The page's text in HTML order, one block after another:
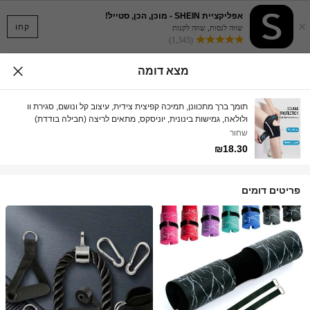
קחו ×
אפליקציית SHEIN - מוכן, הכן, סטייל!
שווה לנסות, שווה לקנות
(1,345)
מצא דומה
תומך ברך מתכוונן, תמיכה קפיצית צידית, עיצוב קל ונושם, סגירת וו
ולולאה, גמישות בינונית, יוניסקס, מתאים לריצה (חבילה בודדת)
שחור
₪18.30
פריטים דומים